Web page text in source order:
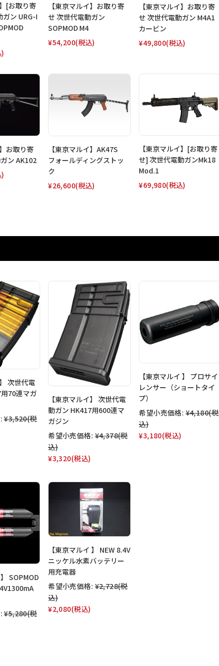
[お取り寄
ン URG-I
【東京マルイ】お取り寄
せ 次世代電動ガン
SOPMOD M4
¥54,200(税込)
【東京マルイ】お取り寄
せ 次世代電動ガン M4A1
カービン
¥49,800(税込)
お取り寄
ン AK102
【東京マルイ】AK47S
フォールディングストッ
ク
¥26,600(税込)
【東京マルイ】[お取り寄
せ] 次世代電動ガンMk18
Mod.1
¥69,980(税込)
次世代電
70連マガ
¥3,520(税
【東京マルイ】 次世代電
動ガン HK417用600連マ
ガジン
希望小売価格: ¥4,378(税
込)
¥3,320(税込)
【東京マルイ 】 プロサイ
レンサー（ショートタイ
プ）
希望小売価格: ¥4,180(税
込)
¥3,180(税込)
SOPMOD
¥5,280(税
【東京マルイ 】 NEW 8.4V
ニッケル水素バッテリー
用充電器
希望小売価格: ¥2,728(税
込)
¥2,080(税込)